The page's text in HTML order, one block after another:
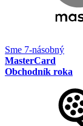
Sme 7-násobný
MasterCard
Obchodník roka